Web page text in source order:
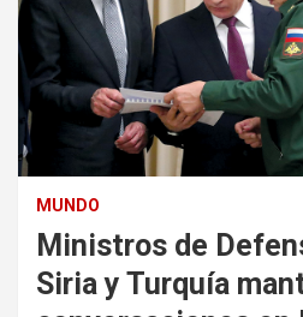
MUNDO
Ministros de
Siria y Turquía